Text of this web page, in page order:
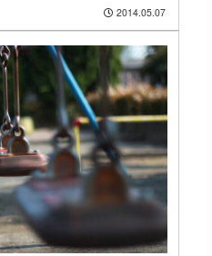
2014.05.07